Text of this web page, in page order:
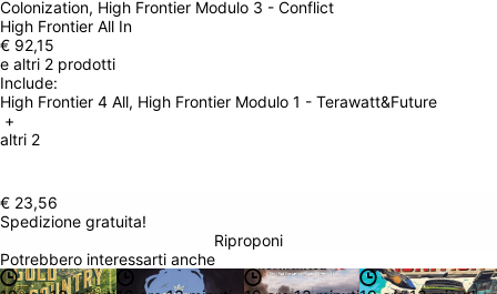
Colonization, High Frontier Modulo 3 - Conflict
High Frontier All In
€ 92,15
e altri 2 prodotti
Include:
High Frontier 4 All, High Frontier Modulo 1 - Terawatt&Future
+
altri 2
€ 23,56
Spedizione gratuita!
Riproponi
Potrebbero interessarti anche